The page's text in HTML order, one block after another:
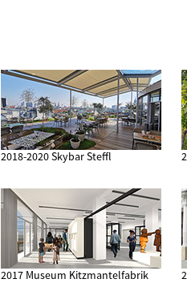
2018-2020 Skybar Steffl
2017 Museum Kitzmantelfabrik